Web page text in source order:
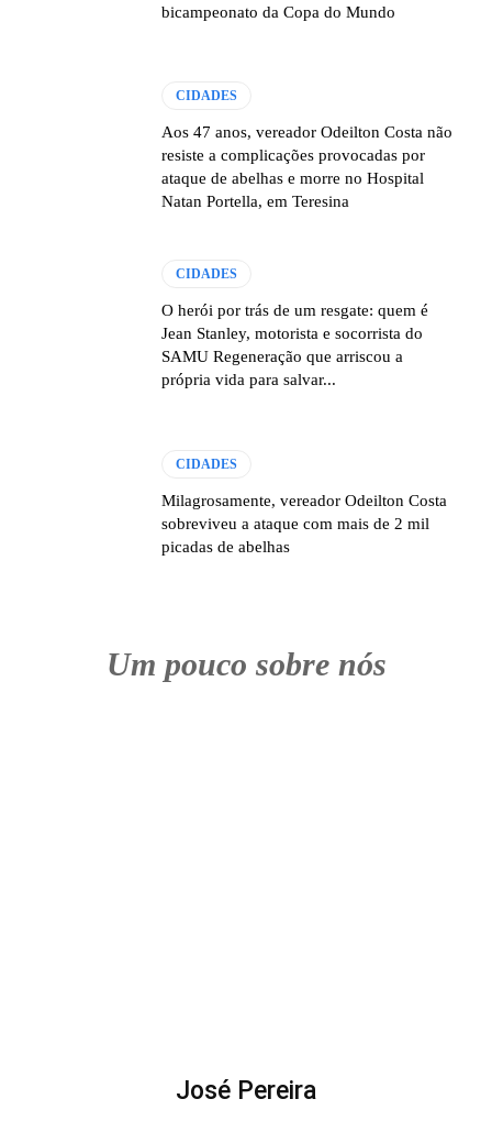
bicampeonato da Copa do Mundo
CIDADES
Aos 47 anos, vereador Odeilton Costa não
resiste a complicações provocadas por
ataque de abelhas e morre no Hospital
Natan Portella, em Teresina
CIDADES
O herói por trás de um resgate: quem é
Jean Stanley, motorista e socorrista do
SAMU Regeneração que arriscou a
própria vida para salvar...
CIDADES
Milagrosamente, vereador Odeilton Costa
sobreviveu a ataque com mais de 2 mil
picadas de abelhas
Um pouco sobre nós
José Pereira